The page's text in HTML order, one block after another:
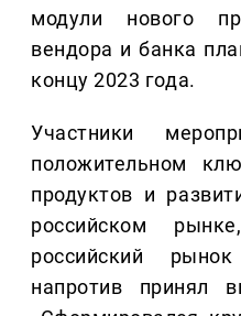
модули нового
вендора и банка
концу 2023 года.
Участники
положительном
продуктов и
российском
российский
напротив принял